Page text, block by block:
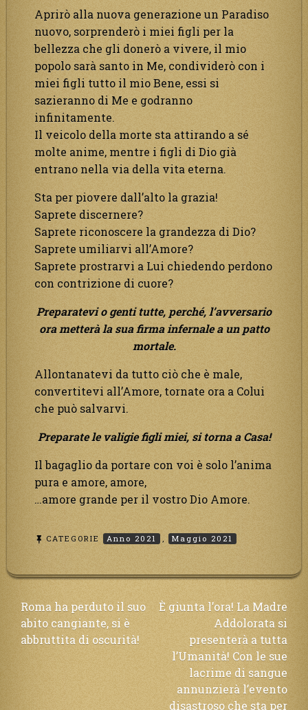
Aprirò alla nuova generazione un Paradiso
nuovo, sorprenderò i miei figli per la
bellezza che gli donerò a vivere, il mio
popolo sarà santo in Me, condividerò con i
miei figli tutto il mio Bene, essi si
sazieranno di Me e godranno
infinitamente.
Il veicolo della morte sta attirando a sé
molte anime, mentre i figli di Dio già
entrano nella via della vita eterna.
Sta per piovere dall’alto la grazia!
Saprete discernere?
Saprete riconoscere la grandezza di Dio?
Saprete umiliarvi all’Amore?
Saprete prostrarvi a Lui chiedendo perdono
con contrizione di cuore?
Preparatevi o genti tutte, perché, l’avversario
ora metterà la sua firma infernale a un patto
mortale.
Allontanatevi da tutto ciò che è male,
convertitevi all’Amore, tornate ora a Colui
che può salvarvi.
Preparate le valigie figli miei, si torna a Casa!
Il bagaglio da portare con voi è solo l’anima
pura e amore, amore,
…amore grande per il vostro Dio Amore.
CATEGORIE Anno 2021 , Maggio 2021
Navigazione
articoli
Roma ha perduto il suo
abito cangiante, si è
abbruttita di oscurità!
È giunta l’ora! La Madre
Addolorata si
presenterà a tutta
l’Umanità! Con le sue
lacrime di sangue
annunzierà l’evento
disastroso che sta per